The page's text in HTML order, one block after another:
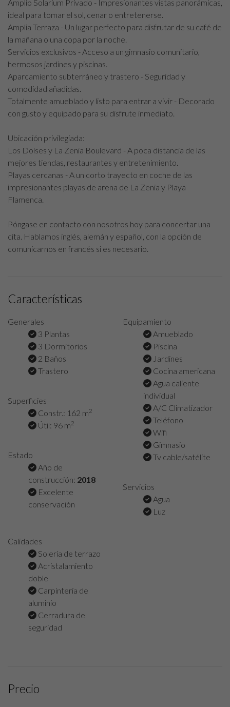
Amplio Solarium Privado - Impresionantes vistas panorámicas,
ideal para tomar el sol, cenar o entretenerse.
Amplia Terraza - Un lugar perfecto para disfrutar de su café de
la mañana o una copa por la noche.
Servicios exclusivos - Acceso a un gimnasio comunitario,
hermosos jardines y piscinas.
Aparcamiento subterráneo y trastero - Seguridad y
comodidad añadidas.
Totalmente amueblado y listo para entrar a vivir - Decorado
con gusto y equipado para su disfrute inmediato.
Ubicación privilegiada:
Los Dolses y La Zenia Boulevard - A poca distancia de las
mejores tiendas, restaurantes y entretenimiento.
Playas cercanas - A un corto trayecto en coche de las
impresionantes playas de arena de La Zenia y Playa
Flamenca.
Póngase en contacto con nosotros hoy para concertar una
cita. Hablamos inglés, alemán y español, con la opción de
comunicarnos en francés si es necesario.
Características
Generales
3 Plantas
3 Dormitorios
2 Baños
Trastero
Superficies
Constr.: 162 m2
Útil: 96 m2
Estado
Año de
construcción: 2018
Excelente
conservación
Equipamiento
Amueblado
Piscina
Jardines
Cocina americana
Agua caliente
individual
A/C Climatizador
Teléfono
Wifi
Gimnasio
Tv cable/satélite
Servicios
Agua
Luz
Calidades
Solería de terrazo
Acristalamiento
doble
Carpintería de
aluminio
Cerradura de
seguridad
Precio